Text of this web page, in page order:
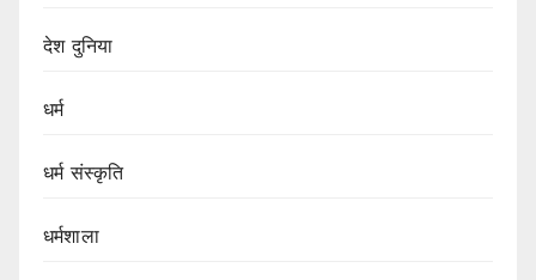
देश दुनिया
धर्म
धर्म संस्कृति
धर्मशाला